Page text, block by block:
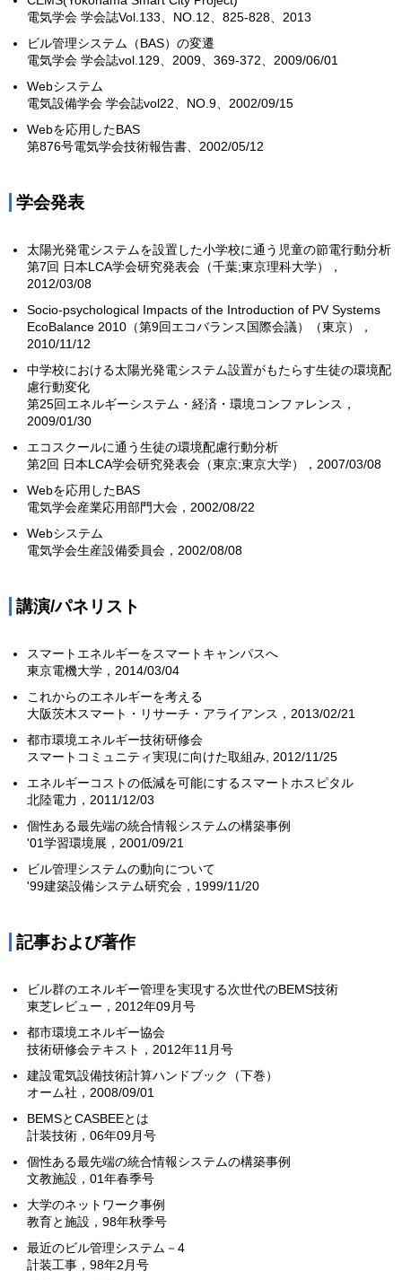
電気学会 学会誌Vol.133、NO.12、825-828、2013
ビル管理システム（BAS）の変遷
電気学会 学会誌vol.129、2009、369-372、2009/06/01
Webシステム
電気設備学会 学会誌vol22、NO.9、2002/09/15
Webを応用したBAS
第876号電気学会技術報告書、2002/05/12
学会発表
太陽光発電システムを設置した小学校に通う児童の節電行動分析
第7回 日本LCA学会研究発表会（千葉;東京理科大学），
2012/03/08
Socio-psychological Impacts of the Introduction of PV Systems
EcoBalance 2010（第9回エコバランス国際会議）（東京），
2010/11/12
中学校における太陽光発電システム設置がもたらす生徒の環境配
慮行動変化
第25回エネルギーシステム・経済・環境コンファレンス，
2009/01/30
エコスクールに通う生徒の環境配慮行動分析
第2回 日本LCA学会研究発表会（東京;東京大学），2007/03/08
Webを応用したBAS
電気学会産業応用部門大会，2002/08/22
Webシステム
電気学会生産設備委員会，2002/08/08
講演/パネリスト
スマートエネルギーをスマートキャンパスへ
東京電機大学，2014/03/04
これからのエネルギーを考える
大阪茨木スマート・リサーチ・アライアンス，2013/02/21
都市環境エネルギー技術研修会
スマートコミュニティ実現に向けた取組み, 2012/11/25
エネルギーコストの低減を可能にするスマートホスピタル
北陸電力，2011/12/03
個性ある最先端の統合情報システムの構築事例
'01学習環境展，2001/09/21
ビル管理システムの動向について
'99建築設備システム研究会，1999/11/20
記事および著作
ビル群のエネルギー管理を実現する次世代のBEMS技術
東芝レビュー，2012年09月号
都市環境エネルギー協会
技術研修会テキスト，2012年11月号
建設電気設備技術計算ハンドブック（下巻）
オーム社，2008/09/01
BEMSとCASBEEとは
計装技術，06年09月号
個性ある最先端の統合情報システムの構築事例
文教施設，01年春季号
大学のネットワーク事例
教育と施設，98年秋季号
最近のビル管理システム－4
計装工事，98年2月号